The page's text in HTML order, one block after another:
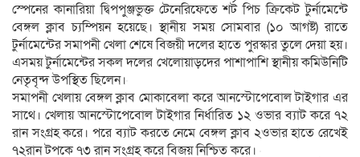
স্পেনের কানারিয়া দ্বিপপুঞ্জভুক্ত টেনেরিফেতে শর্ট পিচ ক্রিকেট টুর্নামেন্টে
বেঙ্গল ক্লাব চ্যম্পিয়ন হয়েছে। স্থানীয় সময় সোমবার (১০ আগষ্ট) রাতে
টুর্নামেন্টের সমাপনী খেলা শেষে বিজয়ী দলের হাতে পুরস্কার তুলে দেয়া হয়।
এসময় টুর্নামেন্টের সকল দলের খেলোয়াড়দের পাশাপাশি স্থানীয় কমিউনিটি
নেতৃবৃন্দ উপস্থিত ছিলেন।
সমাপনী খেলায় বেঙ্গল ক্লাব মোকাবেলা করে আনস্টোপেবোল টাইগার এর
সাথে। খেলায় আনস্টোপেবোল টাইগার নির্ধারিত ১২ ওভার ব্যাট করে ৭২
রান সংগ্রহ করে। পরে ব্যাট করতে নেমে বেঙ্গল ক্লাব ২ওভার হাতে রেখেই
৭২রান টপকে ৭৩ রান সংগ্রহ করে বিজয় নিশ্চিত করে।